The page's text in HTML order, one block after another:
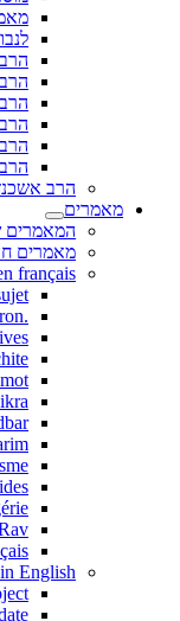
הרב
מאמרים
המאמרים
מאמרים
français
.Articles en français - par ordre chron
English